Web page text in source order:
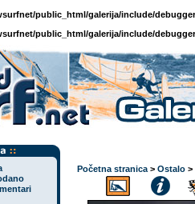
public_html/galerija/include/
public_html/galerija/include/
Početna stranica > Ostalo >